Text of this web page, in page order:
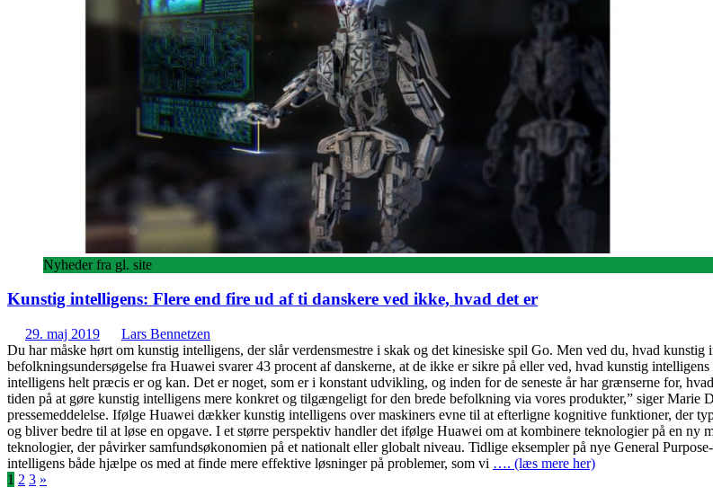
Nyheder fra gl. site
Kunstig intelligens: Flere end fire ud af ti danskere ved ikke, hvad det er
29. maj 2019
Lars Bennetzen
Du har måske hørt om kunstig intelligens, der slår verdensmestre i skak og det kinesiske spil Go. Men ved du, hvad
befolkningsundersøgelse fra Huawei svarer 43 procent af danskerne, at de ikke er sikre på eller ved, hvad kunstig
intelligens helt præcis er og kan. Det er noget, som er i konstant udvikling, og inden for de seneste år har grænserne for,
tiden på at gøre kunstig intelligens mere konkret og tilgængeligt for den brede befolkning via vores produkter,” siger
pressemeddelelse. Ifølge Huawei dækker kunstig intelligens over maskiners evne til at efterligne kognitive funktioner, der
og bliver bedre til at løse en opgave. I et større perspektiv handler det ifølge Huawei om at kombinere teknologier på en ny
teknologier, der påvirker samfundsøkonomien på et nationalt eller globalt niveau. Tidlige eksempler på nye General
intelligens både hjælpe os med at finde mere effektive løsninger på problemer, som vi …. (læs mere her)
Indlægsinddeling
1 2 3 »